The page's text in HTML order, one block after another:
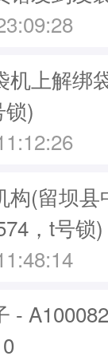
机上解绑
)
构(留坝
，t号锁)
-